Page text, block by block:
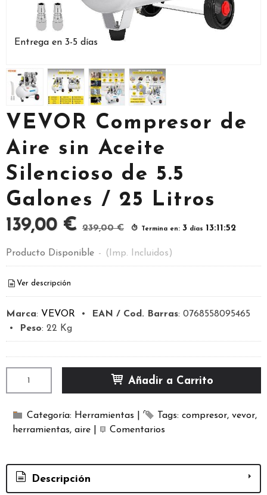
Entrega en 3-5 días
VEVOR Compresor de
Aire sin Aceite
Silencioso de 5.5
Galones / 25 Litros
139,00 € 239,00 € Termina en: 3 días 13:11:52
Producto Disponible - (Imp. Incluidos)
Ver descripción
Marca: VEVOR • EAN / Cod. Barras: 0768558095465
•
Peso: 22 Kg
Añadir a Carrito
Categoría: Herramientas Tags: compresor vevor
herramientas aire Comentarios
Descripción